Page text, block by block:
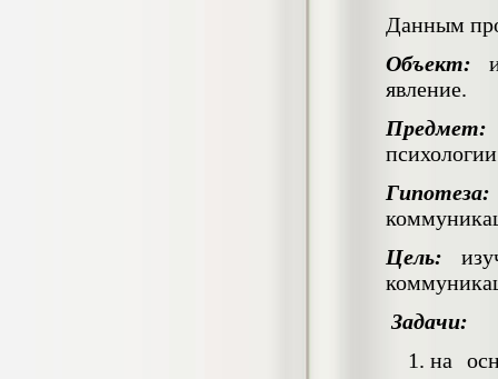
Данным
Объект:
явление.
Предмет:
Гипотеза:
Цель:
Задачи:
на